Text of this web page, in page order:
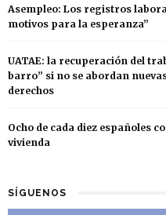
Asempleo: Los registros
motivos para la esperanza”
UATAE: la recuperación del
barro” si no se abordan
derechos
Ocho de cada diez españoles
vivienda
SÍGUENOS